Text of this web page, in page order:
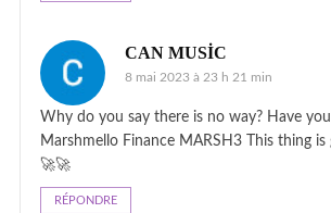
CAN MUSİC
8 mai 2023 à 23 h 21 min
Why do you say there is no way? Have you
Marshmello Finance MARSH3 This thing
🚀🚀
RÉPONDRE